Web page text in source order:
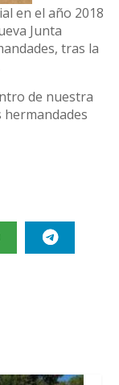
en el año 2018
Junta
tras la
de nuestra
hermandades